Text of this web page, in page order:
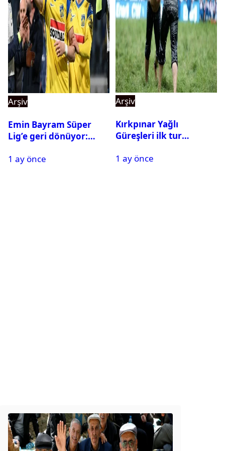
Arşiv
Emin Bayram Süper
Lig’e geri dönüyor:
1 ay önce
Arşiv
Kırkpınar Yağlı
Güreşleri ilk tur
2. tura geçen
1 ay önce